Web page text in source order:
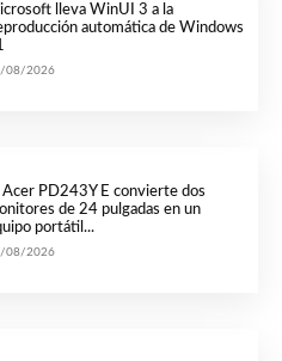
lleva WinUI 3 a la
automática de Windows
08/2026
Acer PD243Y E convierte dos
de 24 pulgadas en un
portátil...
08/2026